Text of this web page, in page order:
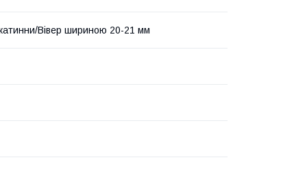
Вівер шириною 20-21 мм